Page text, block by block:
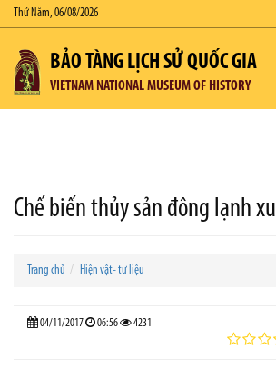
Thứ Năm, 06/08/2026
BẢO TÀNG LỊCH SỬ QUỐC GIA
VIETNAM NATIONAL MUSEUM OF HISTORY
Chế biến thủy sản đông lạnh
Trang chủ Hiện vật- tư liệu
04/11/2017 06:56 4231